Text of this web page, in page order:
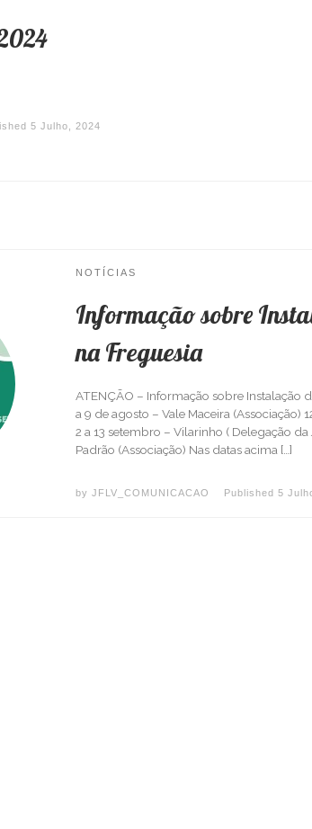
5 Julho, 2024
NOTÍCIAS
Informação sobre
na Freguesia
ATENÇÃO – Informação sobre Instalação
a 9 de agosto – Vale Maceira (Associação)
2 a 13 setembro – Vilarinho ( Delegação
Padrão (Associação) Nas datas acima […]
by JFLV_COMUNICACAO Published 5